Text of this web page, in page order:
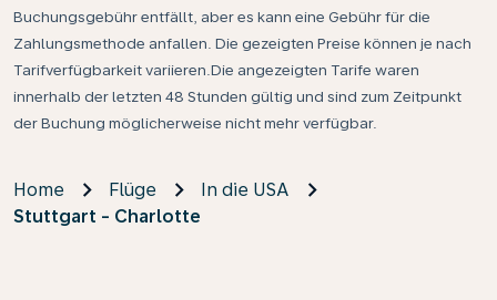
Buchungsgebühr entfällt, aber es kann eine Gebühr für die
Zahlungsmethode anfallen. Die gezeigten Preise können je nach
Tarifverfügbarkeit variieren.Die angezeigten Tarife waren
innerhalb der letzten 48 Stunden gültig und sind zum Zeitpunkt
der Buchung möglicherweise nicht mehr verfügbar.
Home Flüge
In die USA
Stuttgart - Charlotte